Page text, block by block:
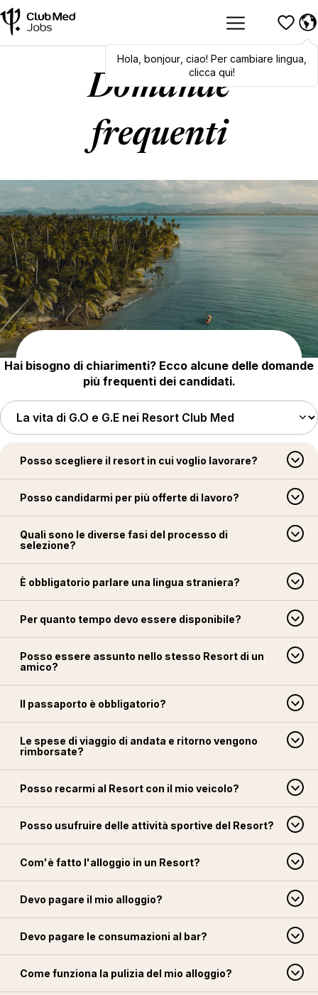
Hola,bonjour,ciao! To switch
languages, click here!
Hola bonjour, ciao! Per cambiare lingua,
clicca qui!
Domande
frequenti
Hai bisogno di chiarimenti? Ecco alcune delle domande
più frequenti dei candidati.
Posso scegliere il resort in cui voglio lavorare?
Posso candidarmi per più offerte di lavoro?
Quali sono le diverse fasi del processo di
selezione?
È obbligatorio parlare una lingua straniera?
Per quanto tempo devo essere disponibile?
Posso essere assunto nello stesso Resort di un
amico?
Il passaporto è obbligatorio?
Le spese di viaggio di andata e ritorno vengono
rimborsate?
Posso recarmi al Resort con il mio veicolo?
Posso usufruire delle attività sportive del Resort?
Com'è fatto l'alloggio in un Resort?
Devo pagare il mio alloggio?
Devo pagare le consumazioni al bar?
Come funziona la pulizia del mio alloggio?